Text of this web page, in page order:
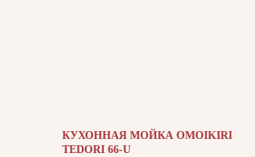
КУХОННАЯ МОЙКА OMOIKIRI
TEDORI 66-U